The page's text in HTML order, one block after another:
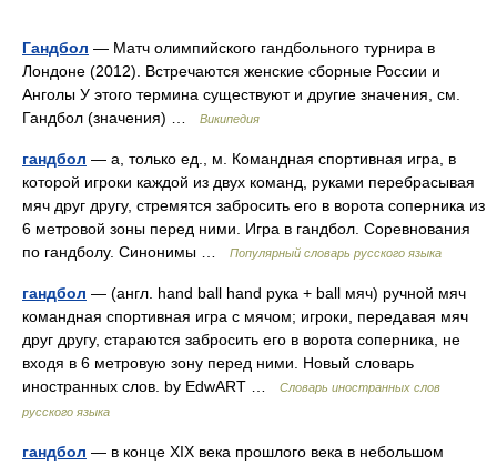
Гандбол — Матч олимпийского гандбольного турнира в
Лондоне (2012). Встречаются женские сборные России и
Анголы У этого термина существуют и другие значения, см.
Гандбол (значения) …
Википедия
гандбол — а, только ед., м. Командная спортивная игра, в
которой игроки каждой из двух команд, руками перебрасывая
мяч друг другу, стремятся забросить его в ворота соперника из
6 метровой зоны перед ними. Игра в гандбол. Соревнования
по гандболу. Синонимы …
Популярный словарь русского языка
гандбол — (англ. hand ball hand рука + ball мяч) ручной мяч
командная спортивная игра с мячом; игроки, передавая мяч
друг другу, стараются забросить его в ворота соперника, не
входя в 6 метровую зону перед ними. Новый словарь
иностранных слов. by EdwART …
Словарь иностранных слов
русского языка
гандбол — в конце XIX века прошлого века в небольшом